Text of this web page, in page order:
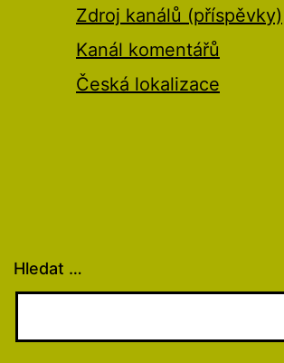
Zdroj kanálů (příspěvky)
Kanál komentářů
Česká lokalizace
Hledat …